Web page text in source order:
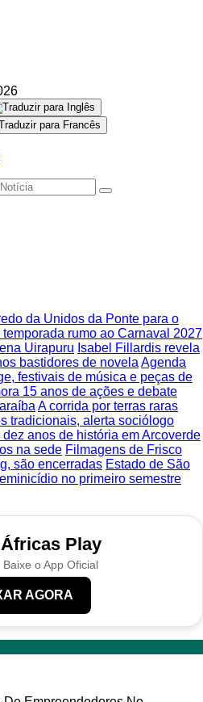
da Unidos da Ponte para o
temporada rumo ao Carnaval 2027
Uirapuru Isabel Fillardis revela
bastidores de novela Agenda
festivais de música e peças de
15 anos de ações e debate
A corrida por terras raras
tradicionais, alerta sociólogo
anos de história em Arcoverde
na sede Filmagens de Frisco
são encerradas Estado de São
no primeiro semestre
Áfricas Play
Baixe o App Oficial
AGORA